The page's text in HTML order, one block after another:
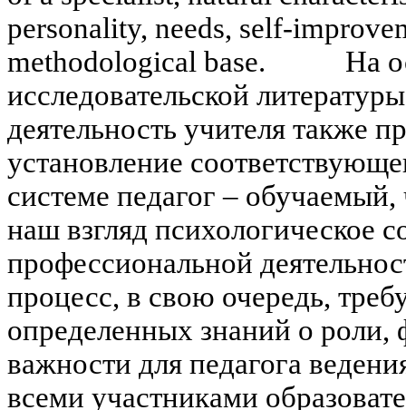
personality, needs, self-
methodological base. На
исследовательской
деятельность учителя также
установление
системе педагог –
наш взгляд психологическое
профессиональной
процесс, в свою очередь,
определенных знаний о
важности для педагога
всеми участниками